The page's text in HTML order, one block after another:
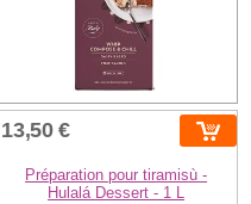
13,50 €
Préparation pour tiramisù -
Hulalá Dessert - 1 L